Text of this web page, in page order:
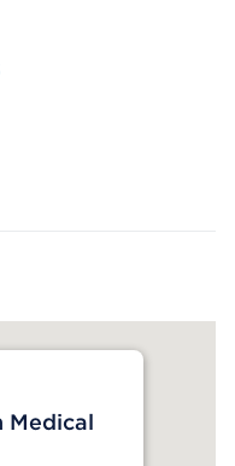
Medical